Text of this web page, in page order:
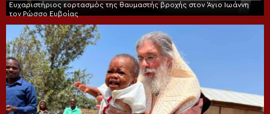
Ευχαριστήριος εορτασμός της θαυμαστής βροχής στον Άγιο Ιωάννη
τον Ρώσσο Ευβοίας